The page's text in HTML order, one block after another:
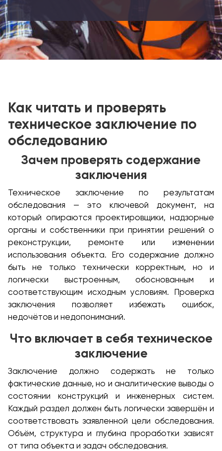
Как читать и проверять
техническое заключение по
обследованию
Зачем проверять содержание
заключения
Техническое заключение по результатам
обследования — это ключевой документ, на
который опираются проектировщики, надзорные
органы и собственники при принятии решений о
реконструкции, ремонте или изменении
использования объекта. Его содержание должно
быть не только технически корректным, но и
логически выстроенным, обоснованным и
соответствующим исходным условиям. Проверка
заключения позволяет избежать ошибок,
недочётов и недопониманий.
Что включает в себя техническое
заключение
Заключение должно содержать не только
фактические данные, но и аналитические выводы о
состоянии конструкций и инженерных систем.
Каждый раздел должен быть логически завершён и
соответствовать заявленной цели обследования.
Объём, структура и глубина проработки зависят
от типа объекта и задач обследования.